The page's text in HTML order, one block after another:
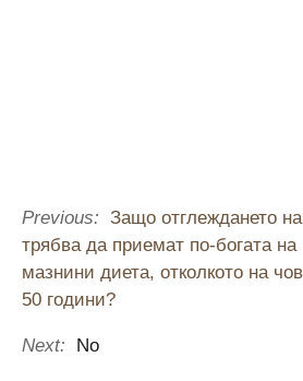
Previous: Защо отглеждането
трябва да приемат по-богата на
мазнини диета, отколкото на
50 години?
Next: No